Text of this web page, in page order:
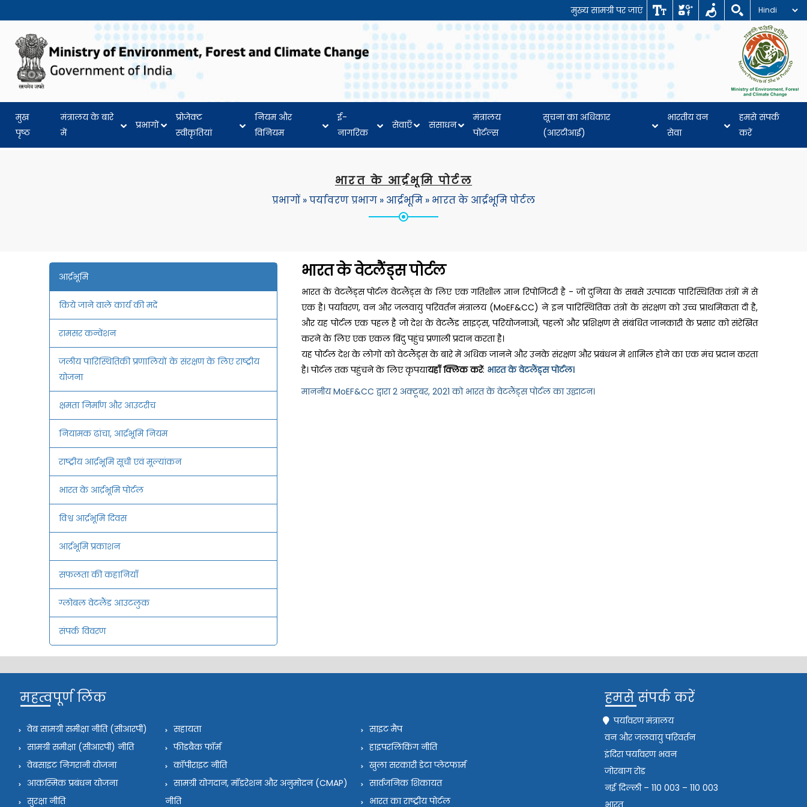
मुख्य सामग्री पर जाएं
मुख
पृष्ठ
मंत्रालय के बारे
में
प्रभागों
प्रोजेक्ट
स्वीकृतियां
नियम और
विनियम
ई-
नागरिक
सेवाएँ संसाधन
मंत्रालय
पोर्टल्स
सूचना का अधिकार
(आरटीआई)
भारतीय वन
सेवा
हमसे संपर्क
करें
भारत के आर्द्रभूमि पोर्टल
प्रभागों »पर्यावरण प्रभाग » आर्द्रभूमि » भारत के आर्द्रभूमि पोर्टल
आर्द्रभूमि
किये जाने वाले कार्य की मदें
रामसर कन्वेंशन
जलीय पारिस्थितिकी प्रणालियों के संरक्षण के लिए राष्ट्रीय
योजना
क्षमता निर्माण और आउटरीच
नियामक ढांचा, आर्द्रभूमि नियम
राष्ट्रीय आर्द्रभूमि सूची एवं मूल्यांकन
भारत के आर्द्रभूमि पोर्टल
विश्व आर्द्रभूमि दिवस
आर्द्रभूमि प्रकाशन
सफलता की कहानियाँ
ग्लोबल वेटलैंड आउटलुक
संपर्क विवरण
भारत के वेटलैंड्स पोर्टल
भारत के वेटलैंड्स पोर्टल वेटलैंड्स के लिए एक गतिशील ज्ञान रिपोजिटरी है - जो दुनिया के सबसे उत्पादक पारिस्थितिक तंत्रों में से
एक है। पर्यावरण, वन और जलवायु परिवर्तन मंत्रालय (MoEF&CC) ने इन पारिस्थितिक तंत्रों के संरक्षण को उच्च प्राथमिकता दी है,
और यह पोर्टल एक पहल है जो देश के वेटलैंड साइट्स, परियोजनाओं, पहलों और प्रशिक्षण से संबंधित जानकारी के प्रसार को संरेखित
करने के लिए एक एकल बिंदु पहुंच प्रणाली प्रदान करता है।
यह पोर्टल देश के लोगों को वेटलैंड्स के बारे में अधिक जानने और उनके संरक्षण और प्रबंधन में शामिल होने का एक मंच प्रदान करता
है। पोर्टल तक पहुंचने के लिए कृपयायहाँ क्लिक करें: भारत के वेटलैंड्स पोर्टल।
माननीय MoEF&CC द्वारा 2 अक्टूबर, 2021 को भारत के वेटलैंड्स पोर्टल का उद्घाटन।
महत्वपूर्ण लिंक
वेब सामग्री समीक्षा नीति (सीआरपी)
सामग्री समीक्षा (सीआरपी) नीति
वेबसाइट निगरानी योजना
आकस्मिक प्रबंधन योजना
सुरक्षा नीति
सहायता
फीडबैक फॉर्म
कॉपीराइट नीति
सामग्री योगदान, मॉडरेशन और अनुमोदन (CMAP)
नीति
साइट मैप
हाइपरलिंकिंग नीति
खुला सरकारी डेटा प्लेटफार्म
सार्वजनिक शिकायत
भारत का राष्ट्रीय पोर्टल
हमसे संपर्क करें
पर्यावरण मंत्रालय
वन और जलवायु परिवर्तन
इंदिरा पर्यावरण भवन
जोरबाग रोड
नई दिल्ली – 110 003 – 110 003
भारत